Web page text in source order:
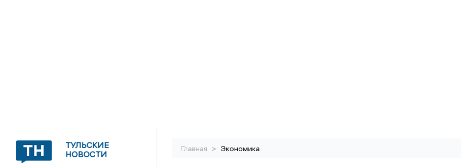
ТУЛЬСКИЕ
НОВОСТИ
Главная > Экономика